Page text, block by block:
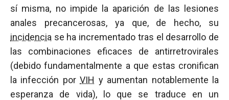
sí misma, no impide la aparición de las lesiones
anales precancerosas, ya que, de hecho, su
incidencia se ha incrementado tras el desarrollo de
las combinaciones eficaces de antirretrovirales
(debido fundamentalmente a que estas cronifican
la infección porVIH y aumentan notablemente la
esperanza de vida), lo que se traduce en un